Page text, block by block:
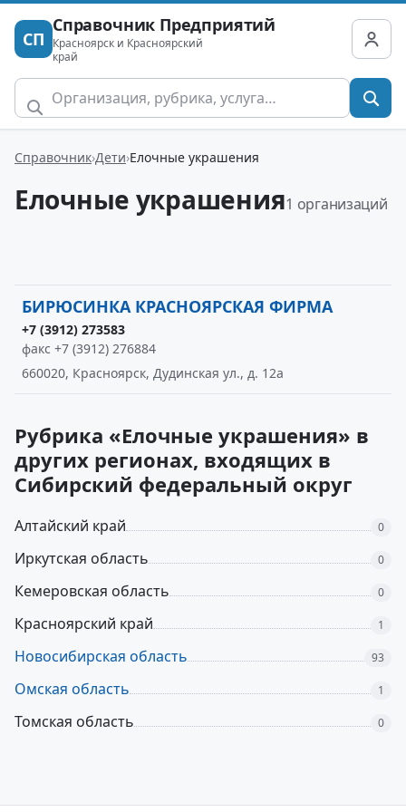
СП
Справочник Предприятий
Красноярск и Красноярский
край
Справочник Дети Елочные украшения
Елочные украшения1 организаций
БИРЮСИНКА КРАСНОЯРСКАЯ ФИРМА
+7 (3912) 273583
факс +7 (3912) 276884
660020, Красноярск, Дудинская ул., д. 12а
Рубрика «Елочные украшения» в
других регионах, входящих в
Сибирский федеральный округ
Алтайский край 0
Иркутская область 0
Кемеровская область 0
Красноярский край 1
Новосибирская область 93
Омская область 1
Томская область 0